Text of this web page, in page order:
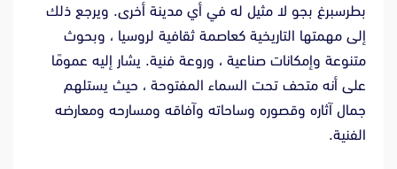
بطرسبرغ بجو لا مثيل له في أي مدينة أخرى. ويرجع ذلك
إلى مهمتها التاريخية كعاصمة ثقافية لروسيا ، وبحوث
متنوعة وإمكانات صناعية ، وروعة فنية. يشار إليه عمومًا
على أنه متحف تحت السماء المفتوحة ، حيث يستلهم
جمال آثاره وقصوره وساحاته وآفاقه ومسارحه ومعارضه
الفنية.